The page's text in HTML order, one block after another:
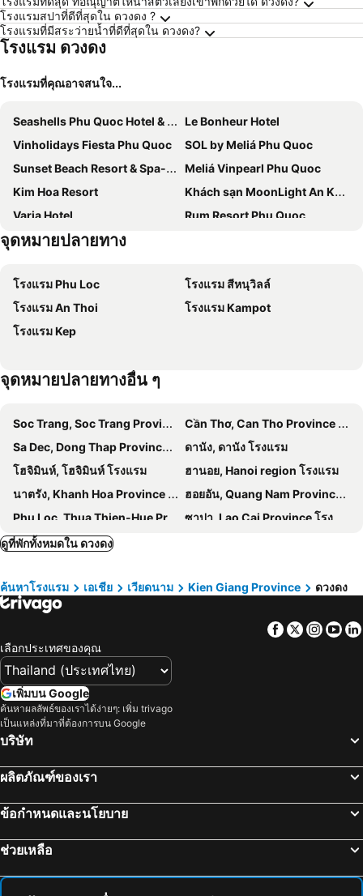
โรงแรมสปาที่ดีที่สุดใน ดวงดง ?
โรงแรมที่มีสระว่ายน้ำที่ดีที่สุดใน ดวงดง?
โรงแรม ดวงดง
โรงแรมที่คุณอาจสนใจ...
Seashells Phu Quoc Hotel & Spa
Le Bonheur Hotel
Vinholidays Fiesta Phu Quoc
SOL by Meliá Phu Quoc
Sunset Beach Resort & Spa- Beachfront Pirate Fire Show
Meliá Vinpearl Phu Quoc
Kim Hoa Resort
Khách sạn MoonLight An Khánh Hà Nội
Varia Hotel
Rum Resort Phu Quoc
Ts Beach House
La Veranda Resort Phu Quoc - MGallery Collection
Gaia Hotel Phu Quoc
Anna Pham Bungalow
An Binh
Mövenpick Villas & Residences Phu Quoc
Daisy Resort
Leaf Hotel Phu Quoc
Sunshine Bungalow
Huu Le Hotel
M Hotel Phu Quoc
JOLLIE HOTEL Phú Quốc
WorldHotels Long Beach Resort Phu Quoc
Muong Thanh Luxury Phu Quoc Hotel
Pullman Phu Quoc Beach Resort
B Stay Hotel
Crowne Plaza Phu Quoc Starbay By Ihg
AVS Hotel Phu Quoc
Lavender Garden Phu Quoc
Marina Seaside Boutique Hotel Phu Quoc
Praha Hotel
Mai Phuong Beach
Sailing Hotel Phú Quốc
Sea Sunset Hotel Phu Quoc - Welcome to a mixing world of friends
Daystar Hotel Phu Quoc
Huy Hoang
Hotel Kim Huong Quang
จุดหมายปลายทาง
โรงแรม Phu Loc
โรงแรม สีหนุวิลล์
โรงแรม An Thoi
โรงแรม Kampot
โรงแรม Kep
จุดหมายปลายทางอื่น ๆ
Soc Trang, Soc Trang Province โรงแรม
Cần Thơ, Can Tho Province โรงแรม
Sa Dec, Dong Thap Province โรงแรม
ดานัง, ดานัง โรงแรม
โฮจิมินห์, โฮจิมินห์ โรงแรม
ฮานอย, Hanoi region โรงแรม
นาตรัง, Khanh Hoa Province โรงแรม
ฮอยอัน, Quang Nam Province โรงแรม
Phu Loc, Thua Thien-Hue Province โรงแรม
ซาปา, Lao Cai Province โรงแรม
เว้, Thua Thien-Hue Province โรงแรม
ดูที่พักทั้งหมดใน ดวงดง
ค้นหาโรงแรม เอเชีย เวียดนาม Kien Giang Province ดวงดง
Facebook
Twitter
เลือกประเทศของคุณ
เพิ่มบน Google
ค้นหาผลลัพธ์ของเราได้ง่ายๆ: เพิ่ม trivago
เป็นแหล่งที่มาที่ต้องการบน Google
บริษัท
ผลิตภัณฑ์ของเรา
ข้อกำหนดและนโยบาย
ช่วยเหลือ